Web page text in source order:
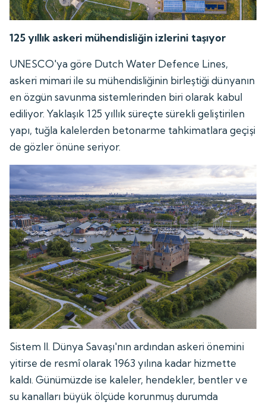
125 yıllık askeri mühendisliğin izlerini taşıyor
UNESCO'ya göre Dutch Water Defence Lines,
askeri mimari ile su mühendisliğinin birleştiği dünyanın
en özgün savunma sistemlerinden biri olarak kabul
ediliyor. Yaklaşık 125 yıllık süreçte sürekli geliştirilen
yapı, tuğla kalelerden betonarme tahkimatlara geçişi
de gözler önüne seriyor.
Sistem II. Dünya Savaşı'nın ardından askeri önemini
yitirse de resmî olarak 1963 yılına kadar hizmette
kaldı. Günümüzde ise kaleler, hendekler, bentler ve
su kanalları büyük ölçüde korunmuş durumda